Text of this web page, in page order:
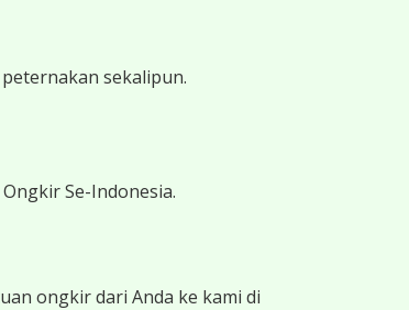
sekalipun.
Se-Indonesia.
ongkir dari Anda ke kami di